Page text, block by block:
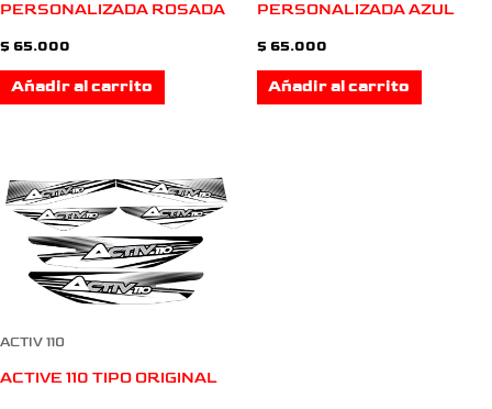
PERSONALIZADA ROSADA
$ 65.000
Añadir al carrito
PERSONALIZADA AZUL
$ 65.000
Añadir al carrito
ACTIV 110
ACTIVE 110 TIPO ORIGINAL